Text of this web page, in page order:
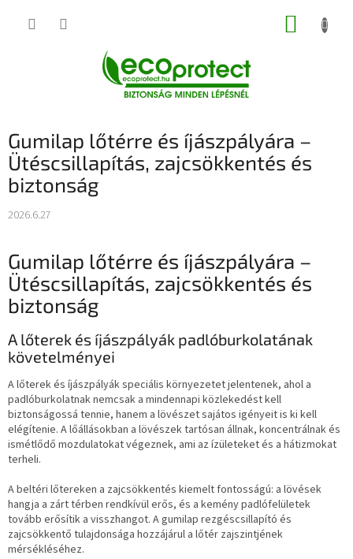
KOSÁR
Gumilap lőtérre és íjászpályára –
Ütéscsillapítás, zajcsökkentés és
biztonság
2026.6.27
Gumilap lőtérre és íjászpályára –
Ütéscsillapítás, zajcsökkentés és
biztonság
A lőterek és íjászpályák padlóburkolatának
követelményei
A lőterek és íjászpályák speciális környezetet jelentenek, ahol a
padlóburkolatnak nemcsak a mindennapi közlekedést kell
biztonságossá tennie, hanem a lövészet sajátos igényeit is ki kell
elégítenie. A lőállásokban a lövészek tartósan állnak, koncentrálnak és
ismétlődő mozdulatokat végeznek, ami az ízületeket és a hátizmokat
terheli.
A beltéri lőtereken a zajcsökkentés kiemelt fontosságú: a lövések
hangja a zárt térben rendkívül erős, és a kemény padlófelületek
tovább erősítik a visszhangot. A gumilap rezgéscsillapító és
zajcsökkentő tulajdonsága hozzájárul a lőtér zajszintjének
mérsékléséhez.